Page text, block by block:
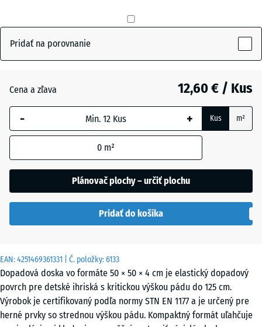
EAN:4251469361331 | Č. položky:6133
Dopadová doska vo formáte 50 × 50 × 4 cm je elastický dopadový
povrch pre detské ihriská s kritickou výškou pádu do 125 cm.
Výrobok je certifikovaný podľa normy STN EN 1177 a je určený pre
herné prvky so strednou výškou pádu. Kompaktný formát uľahčuje
zelená(active)
Antracit - 0,50 €
Grafitová
červená
- 0,50 €
Pridať na porovnanie
Cena a zľava 12,60 € / Kus
- + Kus m²
0 m²
Plánovač plochy – určiť plochu
Pridať do košíka